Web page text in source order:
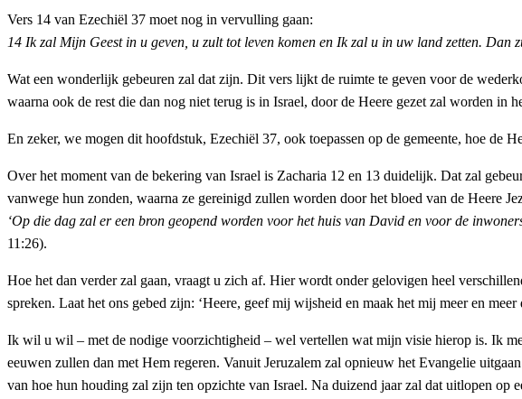
Vers 14 van Ezechiël 37 moet nog in vervulling gaan:
14 Ik zal Mijn Geest in u geven, u zult tot leven komen en Ik zal u in uw land zetten.
Wat een wonderlijk gebeuren zal dat zijn. Dit vers lijkt de ruimte te geven voor de
waarna ook de rest die dan nog niet terug is in Israel, door de Heere gezet zal worden in
En zeker, we mogen dit hoofdstuk, Ezechiël 37, ook toepassen op de gemeente, hoe de
Over het moment van de bekering van Israel is Zacharia 12 en 13 duidelijk. Dat zal
vanwege hun zonden, waarna ze gereinigd zullen worden door het bloed van de Heere
‘Op die dag zal er een bron geopend worden voor het huis van David en voor de
11:26).
Hoe het dan verder zal gaan, vraagt u zich af. Hier wordt onder gelovigen heel
spreken. Laat het ons gebed zijn: ‘Heere, geef mij wijsheid en maak het mij meer en meer
Ik wil u wil – met de nodige voorzichtigheid – wel vertellen wat mijn visie hierop is. Ik
eeuwen zullen dan met Hem regeren. Vanuit Jeruzalem zal opnieuw het Evangelie
van hoe hun houding zal zijn ten opzichte van Israel. Na duizend jaar zal dat uitlopen op